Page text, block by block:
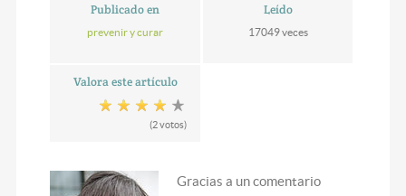
Publicado en
prevenir y curar
Leído
17049 veces
Valora este artículo
(2 votos)
Gracias a un comentario